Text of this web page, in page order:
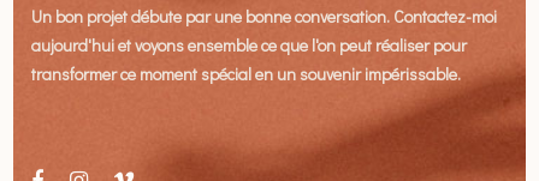
Un bon projet débute par une bonne conversation. Contactez-moi
aujourd'hui et voyons ensemble ce que l'on peut réaliser pour
transformer ce moment spécial en un souvenir impérissable.